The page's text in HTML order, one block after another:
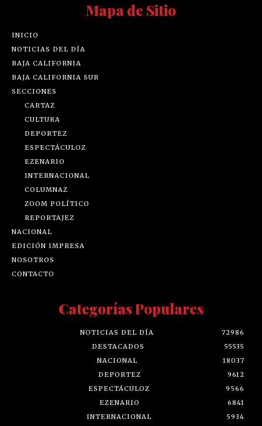
Mapa de Sitio
INICIO
NOTICIAS DEL DÍA
BAJA CALIFORNIA
BAJA CALIFORNIA SUR
SECCIONES
CARTAZ
CULTURA
DEPORTEZ
ESPECTÁCULOZ
EZENARIO
INTERNACIONAL
COLUMNAZ
ZOOM POLÍTICO
REPORTAJEZ
NACIONAL
EDICIÓN IMPRESA
NOSOTROS
CONTACTO
Categorías Populares
NOTICIAS DEL DÍA
72986
DESTACADOS
55535
NACIONAL
18037
DEPORTEZ
9612
ESPECTÁCULOZ
9566
EZENARIO
6841
INTERNACIONAL
5934